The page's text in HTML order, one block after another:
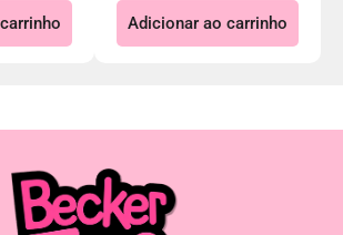
Adicionar ao carrinho